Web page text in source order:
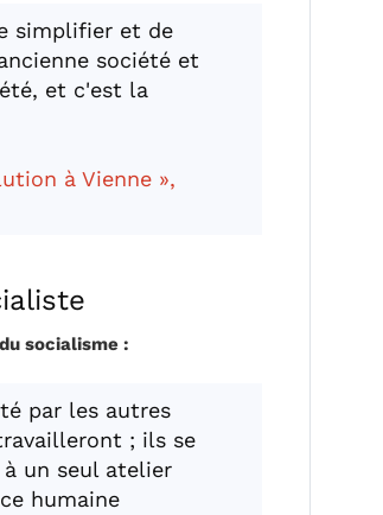
simplifier et de
société et
et c'est la
à Vienne »,
socialisme :
par les autres
; ils se
un seul atelier
humaine